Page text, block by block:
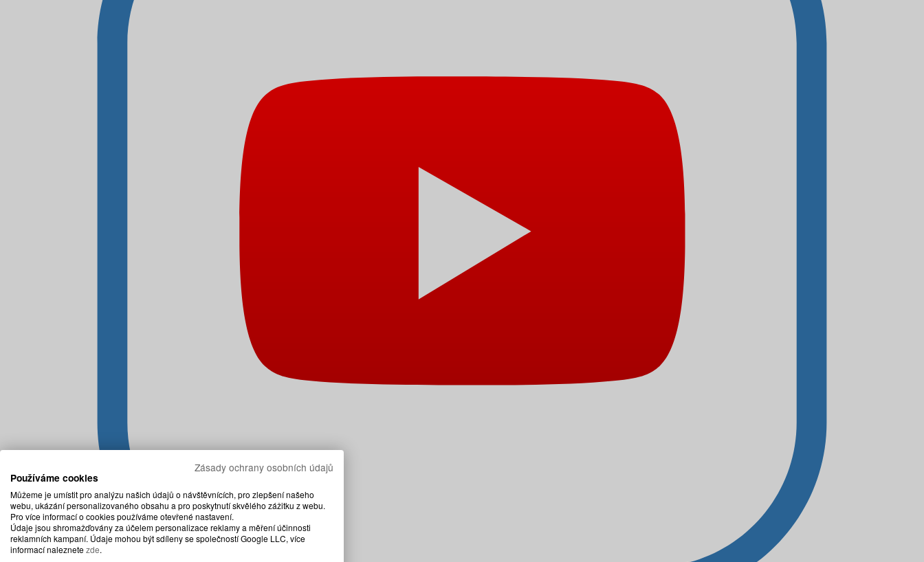
Zásady ochrany osobních údajů
Používáme cookies
Můžeme je umístit pro analýzu našich údajů o návštěvnících, pro zlepšení našeho
webu, ukázání personalizovaného obsahu a pro poskytnutí skvělého zážitku z webu.
Pro více informací o cookies používáme otevřené nastavení.
Údaje jsou shromažďovány za účelem personalizace reklamy a měření účinnosti
reklamních kampaní. Údaje mohou být sdíleny se společností Google LLC, více
informací naleznetezde.